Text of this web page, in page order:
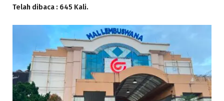
Telah dibaca : 645 Kali.